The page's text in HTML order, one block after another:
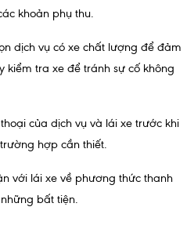
khoản phụ thu.
dịch vụ có xe chất lượng để đảm
kiểm tra xe để tránh sự cố không
của dịch vụ và lái xe trước khi
hợp cần thiết.
với lái xe về phương thức thanh
bất tiện.